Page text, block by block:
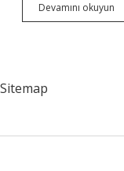
Devamını okuyun
Sitemap